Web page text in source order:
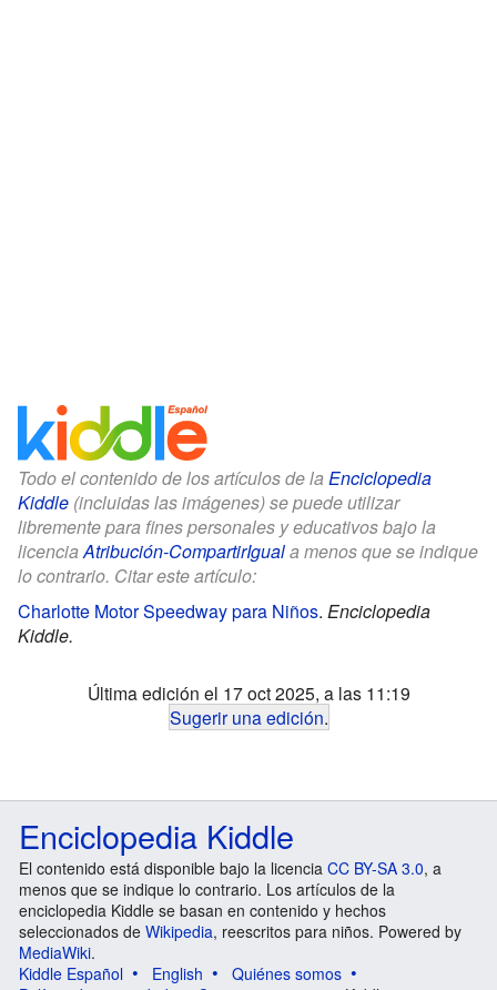
Todo el contenido de los artículos de la Enciclopedia
Kiddle (incluidas las imágenes) se puede utilizar
libremente para fines personales y educativos bajo la
licenciaAtribución-CompartirIguala menos que se indique
lo contrario. Citar este artículo:
Charlotte Motor Speedway para Niños. Enciclopedia
Kiddle.
Última edición el 17 oct 2025, a las 11:19
Sugerir una edición.
Enciclopedia Kiddle
El contenido está disponible bajo la licencia CC BY-SA 3.0, a
menos que se indique lo contrario. Los artículos de la
enciclopedia Kiddle se basan en contenido y hechos
seleccionados de Wikipedia, reescritos para niños. Powered by
MediaWiki.
Kiddle Español
English
Quiénes somos